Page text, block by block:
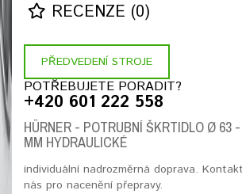
RECENZE (0)
PŘEDVEDENÍ STROJE
POTŘEBUJETE PORADIT?
+420 601 222 558
HÜRNER - POTRUBNÍ ŠKRTIDLO Ø 63
MM HYDRAULICKÉ
individuální nadrozměrná doprava.
nás pro nacenění přepravy.